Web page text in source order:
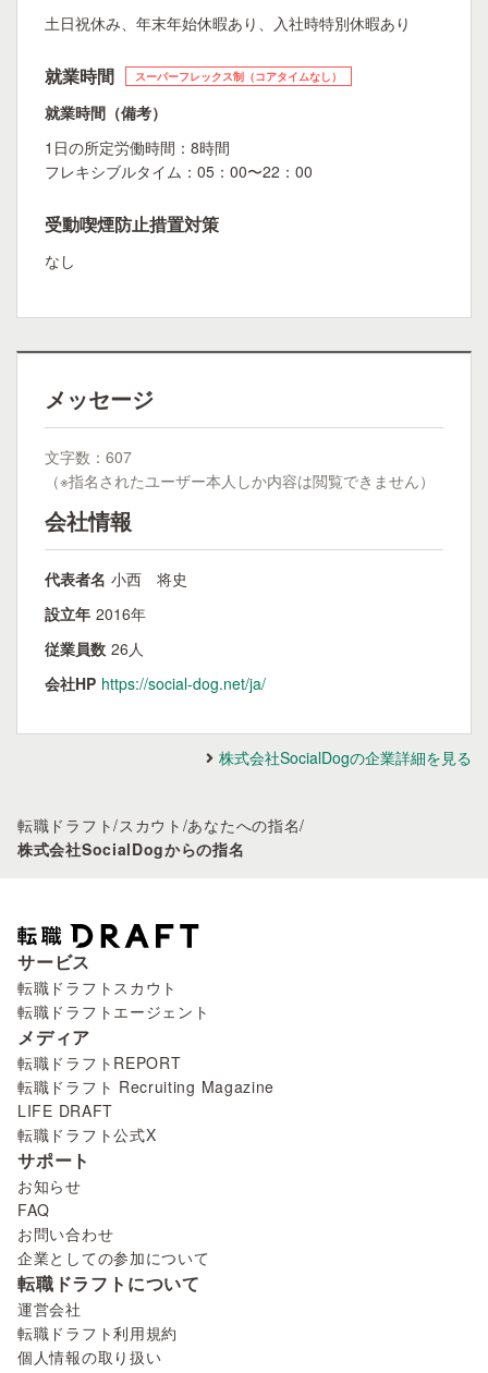
土日祝休み、年末年始休暇あり、入社時特別休暇あり
就業時間 スーパーフレックス制（コアタイムなし）
就業時間（備考）
1日の所定労働時間：8時間
フレキシブルタイム：05：00〜22：00
受動喫煙防止措置対策
なし
メッセージ
文字数：607
（※指名されたユーザー本人しか内容は閲覧できません）
会社情報
代表者名 小西 将史
設立年 2016年
従業員数 26人
会社HP https://social-dog.net/ja/
株式会社SocialDogの企業詳細を見る
転職ドラフト/スカウト /あなたへの指名/
株式会社SocialDogからの指名
サービス
転職ドラフトスカウト
転職ドラフトエージェント
メディア
転職ドラフトREPORT
転職ドラフト Recruiting Magazine
LIFE DRAFT
転職ドラフト公式X
サポート
お知らせ
FAQ
お問い合わせ
企業としての参加について
転職ドラフトについて
運営会社
転職ドラフト利用規約
個人情報の取り扱い